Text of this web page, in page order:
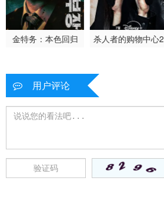
金特务：本色回归 杀人者的购物中心2
用户评论